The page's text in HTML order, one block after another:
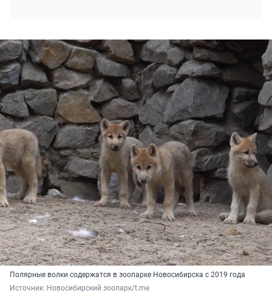
Полярные волки содержатся в зоопарке Новосибирска с 2019 года
Источник: Новосибирский зоопарк/t.me